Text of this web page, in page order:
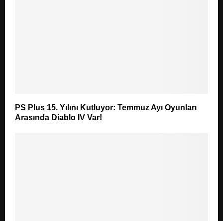
PS Plus 15. Yılını Kutluyor: Temmuz Ayı Oyunları
Arasında Diablo IV Var!